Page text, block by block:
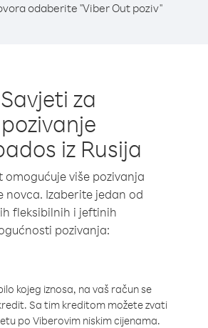
odaberite "Viber Out poziv"
Savjeti za
pozivanje
iz Rusija
omogućuje više pozivanja
novca. Izaberite jedan od
fleksibilnih i jeftinih
pozivanja:
kojeg iznosa, na vaš račun se
Sa tim kreditom možete zvati
po Viberovim niskim cijenama.